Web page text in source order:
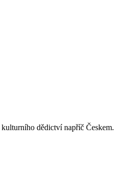
dědictví napříč Českem.